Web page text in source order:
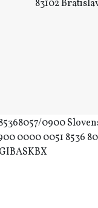
83102
0900
0000 0051 8536